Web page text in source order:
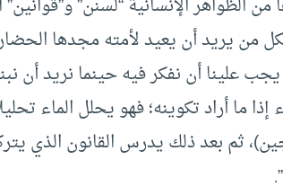
الإنسانية “لسنن” و”قوانين”
من يريد أن يعيد لأمته مجدها
يجب علينا أن نفكر فيه حينما نريد
ما أراد تكوينه؛ فهو يحلل الماء
ثم بعد ذلك يدرس القانون الذي